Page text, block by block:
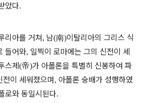
았다.
리아를 거쳐, 남(南)이탈리아의 그리스 식
들어와, 일찍이 로마에는 그의 신전이 세
스제 (帝)가 아폴론을 특별히 신봉하여 파
이 세워졌으며, 아폴론 숭배가 성행하였
로와 동일시된다.